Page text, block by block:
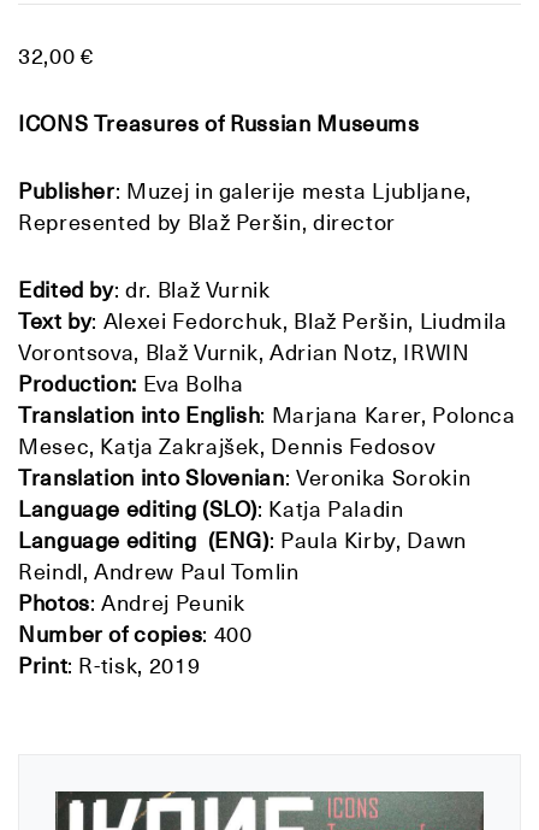
32,00 €
ICONS Treasures of Russian Museums
Publisher: Muzej in galerije mesta Ljubljane,
Represented by Blaž Peršin, director
Edited by: dr. Blaž Vurnik
Text by: Alexei Fedorchuk, Blaž Peršin, Liudmila
Vorontsova, Blaž Vurnik, Adrian Notz, IRWIN
Production: Eva Bolha
Translation into English: Marjana Karer, Polonca
Mesec, Katja Zakrajšek, Dennis Fedosov
Translation intoSlovenian: Veronika Sorokin
Language editing (SLO): Katja Paladin
Language editing (ENG): Paula Kirby, Dawn
Reindl, Andrew Paul Tomlin
Photos: Andrej Peunik
Number of copies: 400
Print: R-tisk, 2019